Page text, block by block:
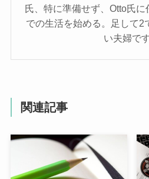
氏、特に準備せず、Otto氏
での生活を始める。足して2
い夫婦です
関連記事